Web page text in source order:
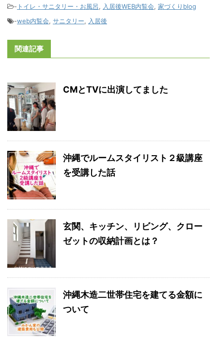
- トイレ・サニタリー・お風呂, 入居後WEB内覧会, 家づくりblog
-web内覧会, サニタリー, 入居後
関連記事
CMとTVに出演してました
沖縄でルームスタイリスト２級講座
を受講した話
玄関、キッチン、リビング、クロー
ゼットの収納計画とは？
沖縄木造二世帯住宅を建てる金額に
ついて